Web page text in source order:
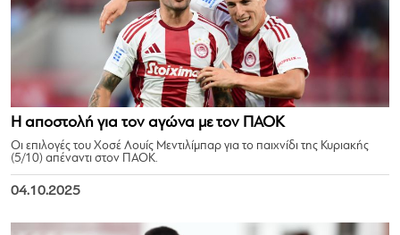
Η αποστολή για τον αγώνα με τον ΠΑΟΚ
Οι επιλογές του Χοσέ Λουίς Μεντιλίμπαρ για το παιχνίδι της Κυριακής
(5/10) απέναντι στον ΠΑΟΚ.
04.10.2025